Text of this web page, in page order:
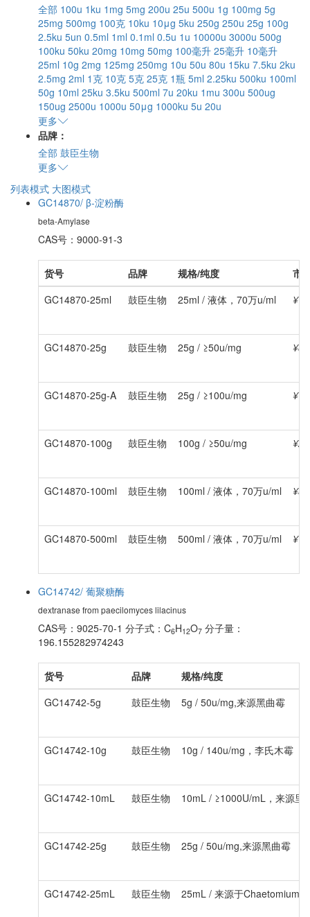
全部 100u 1ku 1mg 5mg 200u 25u 500u 1g 100mg 5g
25mg 500mg 100克 10ku 10μg 5ku 250g 250u 25g 100g
2.5ku 5un 0.5ml 1ml 0.1ml 0.5u 1u 10000u 3000u 500g
100ku 50ku 20mg 10mg 50mg 100毫升 25毫升 10毫升
25ml 10g 2mg 125mg 250mg 10u 50u 80u 15ku 7.5ku 2ku
2.5mg 2ml 1克 10克 5克 25克 1瓶 5ml 2.25ku 500ku 100ml
50g 10ml 25ku 3.5ku 500ml 7u 20ku 1mu 300u 500ug
150ug 2500u 1000u 50μg 1000ku 5u 20u
更多
品牌：
全部 鼓臣生物
更多
列表模式 大图模式
GC14870/ β-淀粉酶
beta-Amylase
CAS号：9000-91-3
货号 品牌 规格/纯度
市
GC14870-25ml
鼓臣生物 25ml / 液体，70万u/ml
GC14870-25g 鼓臣生物 25g / ≥50u/mg
GC14870-25g-A 鼓臣生物 25g / ≥100u/mg
GC14870-100g 鼓臣生物 100g / ≥50u/mg
GC14870-100ml 鼓臣生物 100ml / 液体，70万u/ml
GC14870-500ml 鼓臣生物 500ml / 液体，70万u/ml
GC14742/ 葡聚糖酶
dextranase from paecilomyces lilacinus
CAS号：9025-70-1 分子式：C6H12O7 分子量：
196.155282974243
货号 品牌
规格/纯度
GC14742-5g
鼓臣生物 5g / 50u/mg,来源黑曲霉
GC14742-10g 鼓臣生物 10g / 140u/mg，李氏木霉
GC14742-10mL 鼓臣生物 10mL / ≥1000U/mL，来源里
GC14742-25g 鼓臣生物 25g / 50u/mg,来源黑曲霉
GC14742-25mL 鼓臣生物 25mL / 来源于Chaetomium